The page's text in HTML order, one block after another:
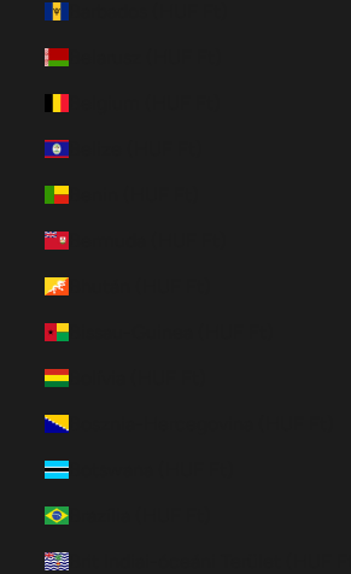
Belarusz (HUF Ft)
Belize (HUF Ft)
Benin (HUF Ft)
Bhután (HUF Ft)
Bissau-Guinea (HUF Ft)
Bolívia (HUF Ft)
Bosznia-Hercegovina (HUF Ft)
Botswana (HUF Ft)
Brazília (HUF Ft)
Brit Indiai-óceáni Terület (HUF Ft)